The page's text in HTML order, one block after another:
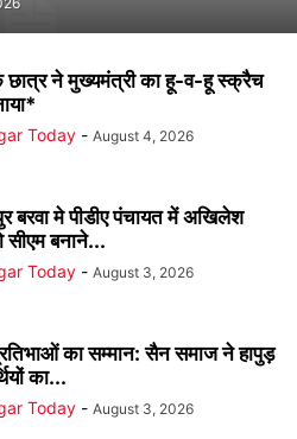
छात्र ने मुख्यमंत्री का हू-व-हू स्क्रैच
Today - August 4, 2026
बरवा मे पीडीए पंचायत में अखिलेश
सीएम बनाने...
Today - August 3, 2026
का सम्मान: सैन समाज ने हापुड़
का...
Today - August 3, 2026